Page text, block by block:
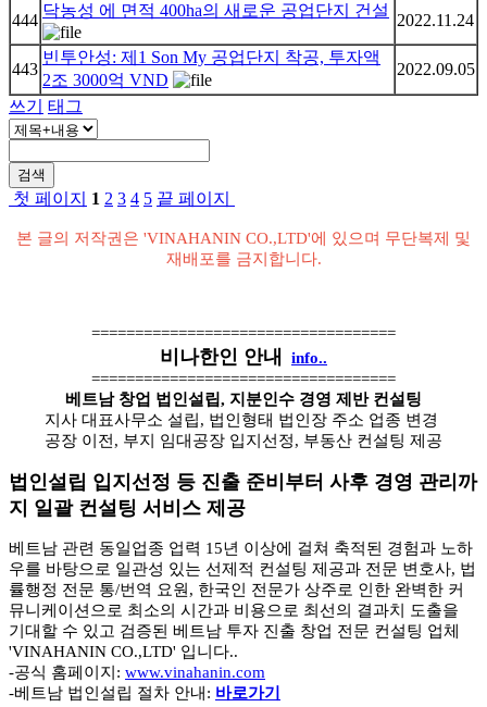
444
닥농성 에 면적 400ha의 새로운 공업단지 건설
2022.11.24
443
빈투안성: 제1 Son My 공업단지 착공, 투자액
2조 3000억 VND
2022.09.05
쓰기
태그
검색
첫 페이지 1 2 3 4 5 끝 페이지
본 글의 저작권은 'VINAHANIN CO.,LTD'에 있으며 무단복제 및
재배포를 금지합니다.
===================================
비나한인 안내
info..
===================================
베트남 창업 법인설립, 지분인수 경영 제반 컨설팅
지사 대표사무소 설립, 법인형태 법인장 주소 업종 변경
공장 이전, 부지 임대공장 입지선정, 부동산 컨설팅 제공
법인설립 입지선정 등 진출 준비부터 사후 경영 관리까
지 일괄 컨설팅 서비스 제공
베트남 관련 동일업종 업력 15년 이상에 걸쳐 축적된 경험과 노하
우를 바탕으로 일관성 있는 선제적 컨설팅 제공과 전문 변호사, 법
률행정 전문 통/번역 요원, 한국인 전문가 상주로 인한 완벽한 커
뮤니케이션으로 최소의 시간과 비용으로 최선의 결과치 도출을
기대할 수 있고 검증된 베트남 투자 진출 창업 전문 컨설팅 업체
'VINAHANIN CO.,LTD' 입니다..
-공식 홈페이지: www.vinahanin.com
-베트남 법인설립 절차 안내: 바로가기